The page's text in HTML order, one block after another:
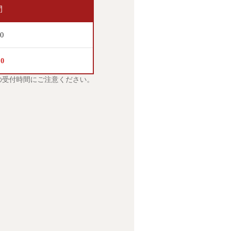
付時間にご注意ください。